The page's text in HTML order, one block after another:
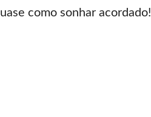
como sonhar acordado!